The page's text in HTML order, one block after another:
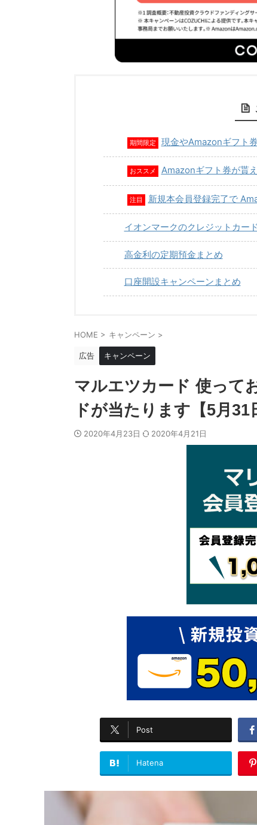
期間限定 現金やAmazonギフト
おススメ Amazonギフト券が貰
注目 新規本会員登録完了で
イオンマークのクレジットカー
高金利の定期預金まとめ
口座開設キャンペーンまとめ
HOME > キャンペーン >
広告 キャンペーン
マルエツカード 使って
ドが当たります【5月31
2020年4月23日 2020年4月21日
Post
Hatena